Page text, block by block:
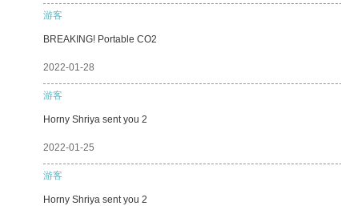
游客
BREAKING! Portable CO2
2022-01-28
游客
Horny Shriya sent you 2
2022-01-25
游客
Horny Shriya sent you 2